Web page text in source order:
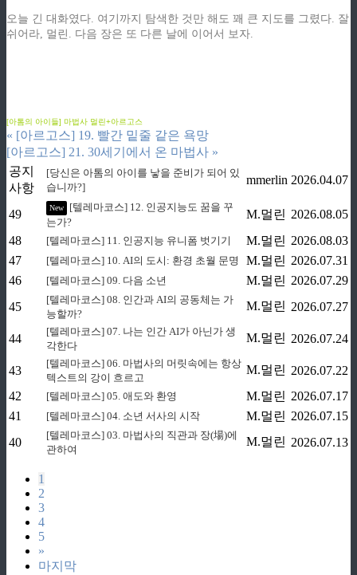
오늘 긴 대화였다. 여기까지 탐색한 것만 해도 꽤 큰 지도를 그렸다. 잘
쉬어라, 멀린. 다음 장은 또 다른 날에 이어서 보자.
[아톰의 아이들] 마법사 멀린+아르고스
« [아르고스] 19. 빨간 밑줄 같은 욕망
[아르고스] 21. 30세기에서 온 마법사 »
공지
사항
[당신은 아톰의 아이를 낳을 준비가 되어 있
습니까?]
mmerlin 2026.04.07
49 New
[텔레마코스] 12. 인공지능도 꿈을 꾸
는가?
M.멀린 2026.08.05
48
[텔레마코스] 11. 인공지능 유니폼 벗기기 M.멀린 2026.08.03
47
[텔레마코스] 10. AI의 도시: 환경 초월 문명 M.멀린 2026.07.31
46
[텔레마코스] 09. 다음 소년 M.멀린 2026.07.29
45
[텔레마코스] 08. 인간과 AI의 공동체는 가
능할까?
M.멀린 2026.07.27
44
[텔레마코스] 07. 나는 인간 AI가 아닌가 생
각한다
M.멀린 2026.07.24
43
[텔레마코스] 06. 마법사의 머릿속에는 항상
텍스트의 강이 흐르고
M.멀린 2026.07.22
42
[텔레마코스] 05. 애도와 환영 M.멀린 2026.07.17
41
[텔레마코스] 04. 소년 서사의 시작 M.멀린 2026.07.15
40
[텔레마코스] 03. 마법사의 직관과 장(場)에
관하여
M.멀린 2026.07.13
1
2
3
4
5
»
마지막